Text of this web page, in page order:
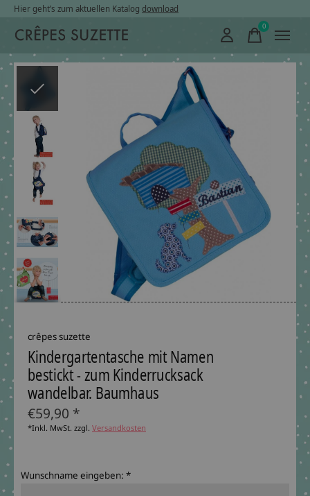
Hier geht’s zum aktuellen Katalog download
0items
crêpes suzette
Kindergartentasche mit Namen
bestickt - zum Kinderrucksack
wandelbar. Baumhaus
€59,90 *
*Inkl. MwSt. zzgl. Versandkosten
Wunschname eingeben: *